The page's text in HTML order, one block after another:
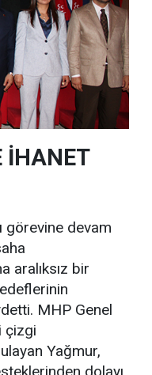
İHANET
görevine devam
aralıksız bir
MHP Genel
çizgi
Yağmur,
dolayı